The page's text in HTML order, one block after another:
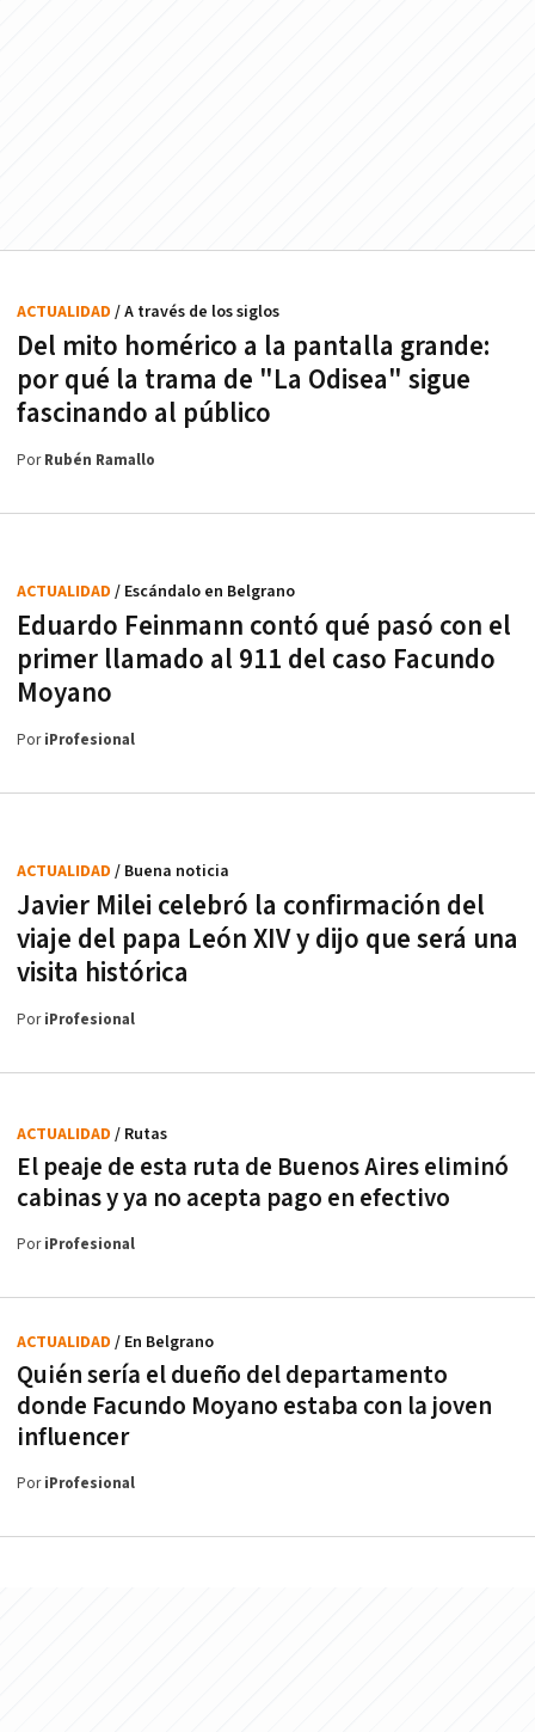
Del mito homérico a la pantalla grande:
por qué la trama de "La Odisea" sigue
fascinando al público
ACTUALIDAD / A través de los siglos
PorRubén Ramallo
Eduardo Feinmann contó qué pasó con el
primer llamado al 911 del caso Facundo
Moyano
ACTUALIDAD / Escándalo en Belgrano
PoriProfesional
Javier Milei celebró la confirmación del
viaje del papa León XIV y dijo que será una
visita histórica
ACTUALIDAD / Buena noticia
PoriProfesional
El peaje de esta ruta de Buenos Aires eliminó
cabinas y ya no acepta pago en efectivo
ACTUALIDAD / Rutas
PoriProfesional
Quién sería el dueño del departamento
donde Facundo Moyano estaba con la joven
influencer
ACTUALIDAD / En Belgrano
PoriProfesional